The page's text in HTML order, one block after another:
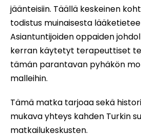
jäänteisiin. Täällä keskeinen
todistus muinaisesta
Asiantuntijoiden oppaiden
kerran käytetyt terapeuttiset
tämän parantavan pyhäkön
malleihin.
Tämä matka tarjoaa sekä
mukava yhteys kahden Turkin
matkailukeskusten.